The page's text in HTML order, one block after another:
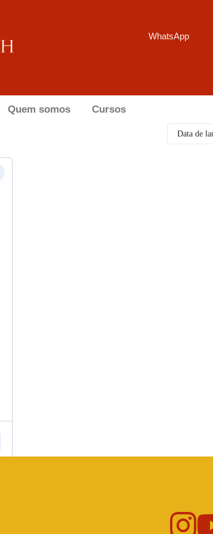
WhatsApp
Quem somos Cursos